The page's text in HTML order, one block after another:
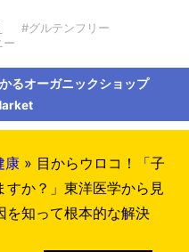
#グルテンフリー
ー
るオーガニックショップ
康 » 目からウロコ！「子
すか？」東洋医学から見
を知って根本的な解決